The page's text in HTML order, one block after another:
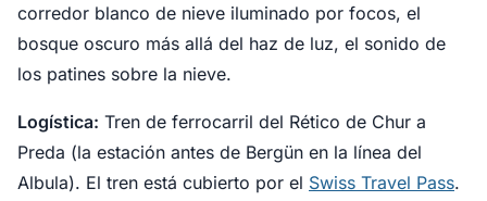
corredor blanco de nieve iluminado por focos, el
bosque oscuro más allá del haz de luz, el sonido de
los patines sobre la nieve.
Logística: Tren de ferrocarril del Rético de Chur a
Preda (la estación antes de Bergün en la línea del
Albula). El tren está cubierto por el Swiss Travel Pass.